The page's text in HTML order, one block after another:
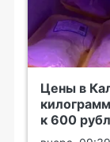
Цены в
к 600